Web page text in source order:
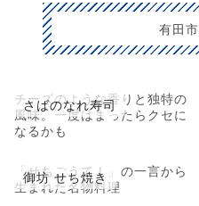
有田
さばのなれ寿司
チーズのような香りと独特の
風味。一度はまったらクセに
なるかも
御坊 せち焼き
「せちごうて！」の一言から
生まれた名物料理